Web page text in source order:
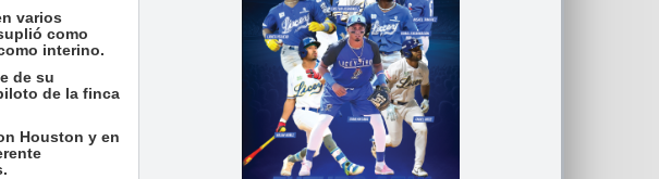
varios
como
interino.
de su
de la finca
Houston y en